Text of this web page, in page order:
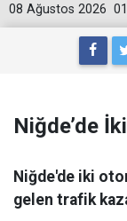
08 Ağustos 2026
Niğde’de
Niğde'de iki
gelen trafik